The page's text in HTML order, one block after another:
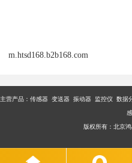
m.htsd168.b2b168.com
主营产品：传感器 变送器 振动器 监控仪 数
版权所有：北京